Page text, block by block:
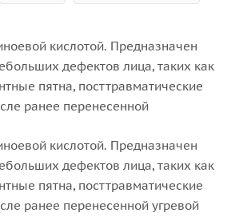
кислотой. Предназначен
дефектов лица, таких как
пятна, посттравматические
ранее перенесенной
кислотой. Предназначен
дефектов лица, таких как
пятна, посттравматические
ранее перенесенной угревой